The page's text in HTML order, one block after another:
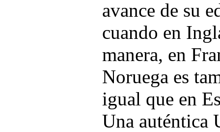
avance de su
cuando en
manera, en
Noruega es
igual que en
Una auténtica